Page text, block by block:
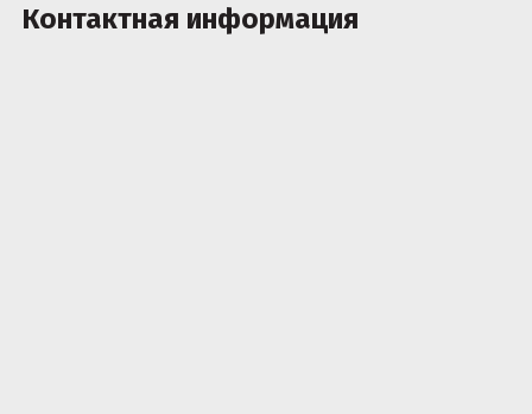
Контактная информация